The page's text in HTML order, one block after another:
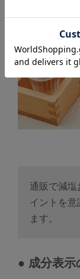
通販で減塩
イントを
ます。
● 成分表示